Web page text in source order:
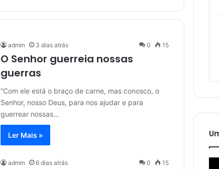
admin 3 dias atrás 0 15
O Senhor guerreia nossas
guerras
“Com ele está o braço de carne, mas conosco, o
Senhor, nosso Deus, para nos ajudar e para
guerrear nossas…
Ler Mais »
admin 6 dias atrás 0 15